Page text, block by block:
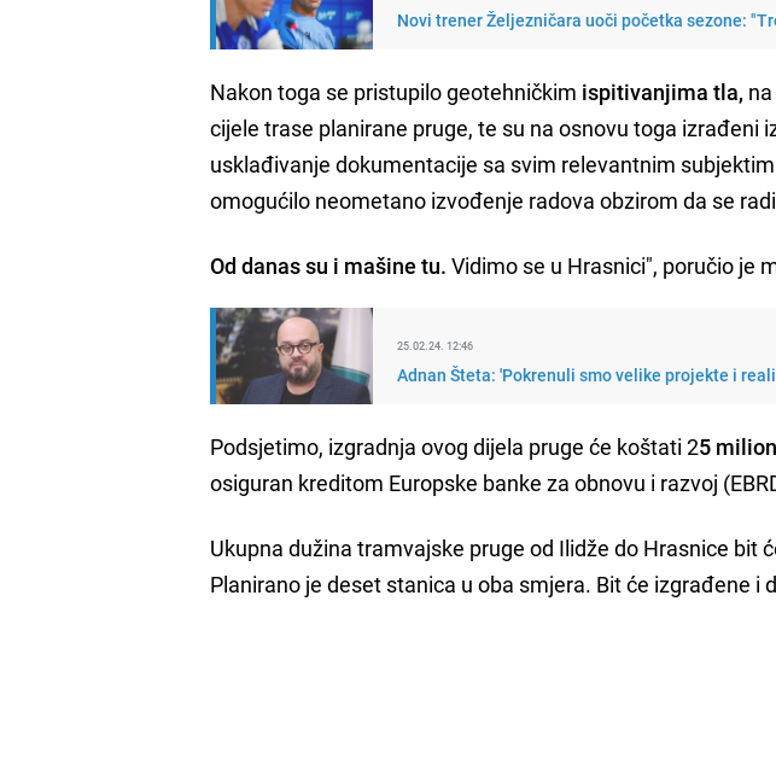
Novi trener Željezničara uoči početka sezone:
Nakon toga se pristupilo geotehničkim ispitivanjima tla,
cijele trase planirane pruge, te su na osnovu toga izrađeni
usklađivanje dokumentacije sa svim relevantnim
omogućilo neometano izvođenje radova obzirom da se
Od danas su i mašine tu. Vidimo se u Hrasnici", poručio je
25.02.24. 12:46
Adnan Šteta: 'Pokrenuli smo velike projekte i
Podsjetimo, izgradnja ovog dijela pruge će koštati 25
osiguran kreditom Europske banke za obnovu i razvoj
Ukupna dužina tramvajske pruge od Ilidže do Hrasnice bit
Planirano je deset stanica u oba smjera. Bit će izgrađene i